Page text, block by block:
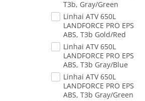
T3b, Gray/Green
Linhai ATV 650L
LANDFORCE PRO EPS
ABS, T3b Gold/Red
Linhai ATV 650L
LANDFORCE PRO EPS
ABS, T3b Gray/Blue
Linhai ATV 650L
LANDFORCE PRO EPS
ABS, T3b Gray/Green